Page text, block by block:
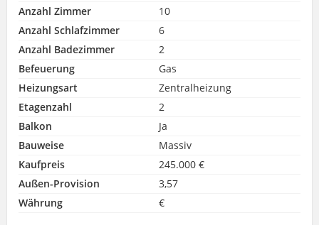
Anzahl Zimmer
10
Anzahl Schlafzimmer
6
Anzahl Badezimmer
2
Befeuerung
Gas
Heizungsart
Zentralheizung
Etagenzahl
2
Balkon
Ja
Bauweise
Massiv
Kaufpreis
245.000 €
Außen-Provision
3,57
Währung
€